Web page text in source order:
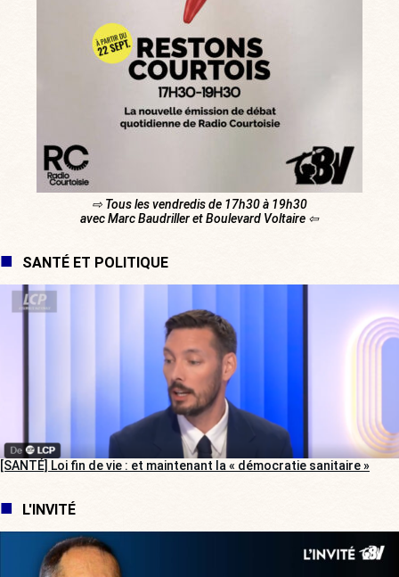
⇨ Tous les vendredis de 17h30 à 19h30
avec Marc Baudriller et Boulevard Voltaire ⇦
SANTÉ ET POLITIQUE
[SANTÉ] Loi fin de vie : et maintenant la « démocratie sanitaire »
L'INVITÉ